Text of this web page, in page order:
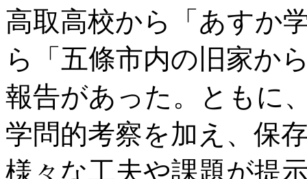
高取高校から「あすか
ら「五條市内の旧家か
報告があった。ともに
学問的考察を加え、保
様々な工夫や課題が提